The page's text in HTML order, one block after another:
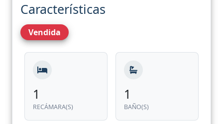
Características
Vendida
1
RECÁMARA(S)
1
BAÑO(S)